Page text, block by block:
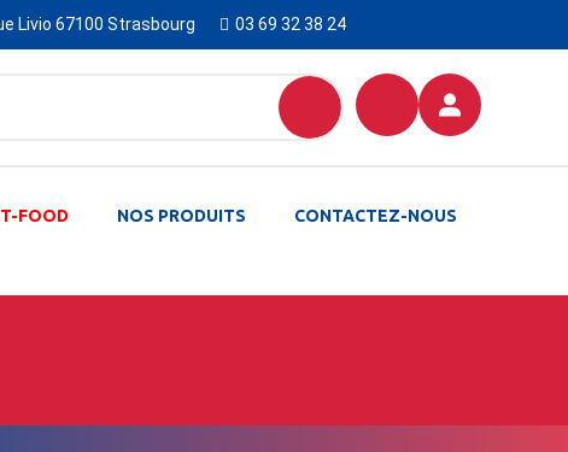
Livio 67100 Strasbourg 03 69 32 38 24
CONTACTEZ-NOUS
NOS PRODUITS
FOOD